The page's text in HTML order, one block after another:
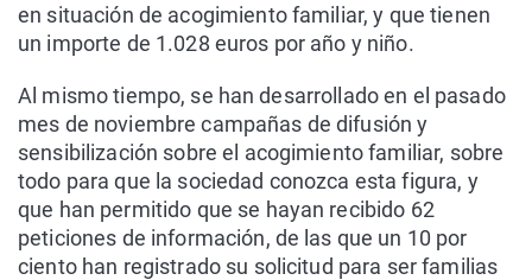
en situación de acogimiento familiar, y que tienen
un importe de 1.028 euros por año y niño.
Al mismo tiempo, se han desarrollado en el pasado
mes de noviembre campañas de difusión y
sensibilización sobre el acogimiento familiar, sobre
todo para que la sociedad conozca esta figura, y
que han permitido que se hayan recibido 62
peticiones de información, de las que un 10 por
ciento han registrado su solicitud para ser familias